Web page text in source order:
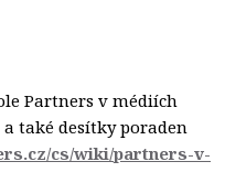
Partners v médiích
také desítky poraden
cs/wiki/partners-v-